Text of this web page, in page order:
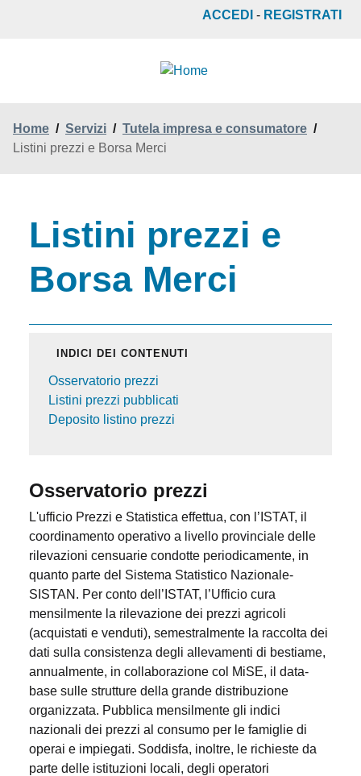
ACCEDI - REGISTRATI
Home / Servizi / Tutela impresa e consumatore /
Listini prezzi e Borsa Merci
Listini prezzi e
Borsa Merci
INDICI DEI CONTENUTI
Osservatorio prezzi
Listini prezzi pubblicati
Deposito listino prezzi
Osservatorio prezzi
L'ufficio Prezzi e Statistica effettua, con l’ISTAT, il
coordinamento operativo a livello provinciale delle
rilevazioni censuarie condotte periodicamente, in
quanto parte del Sistema Statistico Nazionale-
SISTAN. Per conto dell’ISTAT, l’Ufficio cura
mensilmente la rilevazione dei prezzi agricoli
(acquistati e venduti), semestralmente la raccolta dei
dati sulla consistenza degli allevamenti di bestiame,
annualmente, in collaborazione col MiSE, il data-
base sulle strutture della grande distribuzione
organizzata. Pubblica mensilmente gli indici
nazionali dei prezzi al consumo per le famiglie di
operai e impiegati. Soddisfa, inoltre, le richieste da
parte delle istituzioni locali, degli operatori